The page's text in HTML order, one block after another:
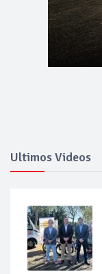
Ultimos Videos